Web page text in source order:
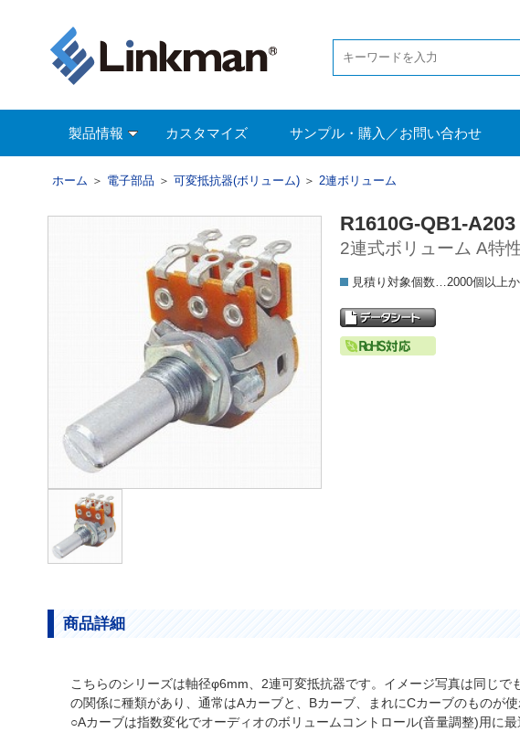
製品情報 カスタマイズ サンプル・購入／お問い合わせ
ホーム ＞ 電子部品 ＞ 可変抵抗器(ボリューム) ＞ 2連ボリューム
R1610G-QB1-A203
2連式ボリューム A特
見積り対象個数…2000個以上
商品詳細
こちらのシリーズは軸径φ6mm、2連可変抵抗器です。イメージ写真は同じ
の関係に種類があり、通常はAカーブと、Bカーブ、まれにCカーブのものが使
○Aカーブは指数変化でオーディオのボリュームコントロール(音量調整)用に最